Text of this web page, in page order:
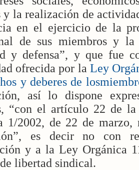
la realización de
en el ejercicio de la
de sus miembros y
y defensa”, y que fue
ofrecida por la Ley
y deberes de
así lo dispone
“con el artículo 22 de
1/2002, de 22 de marzo,
es decir no con
y a la Ley Orgánica
libertad sindical.